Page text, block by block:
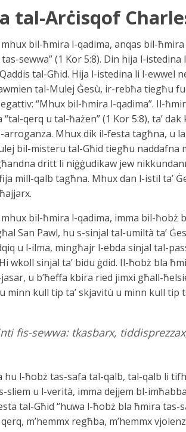
tal-Arċisqof
bil-ħmira l-qadima, anqas bil-
sewwa” (1 Kor 5:8). Din hija l-
tal-Għid. Hija l-istedina li l-
tal-Mulej Ġesù, ir-rebħa tiegħu
“Mhux bil-ħmira l-qadima”. Il-
“tal-qerq u tal-ħażen” (1 Kor 5:8), ta’
Mhux dik il-festa tagħna, u
bil-misteru tal-Għid tiegħu naddafna
dritt li niġġudikaw jew
mill-qalb tagħna. Mhux dan l-istil ta’
bil-ħmira l-qadima, imma bil-ħobż
San Pawl, hu s-sinjal tal-umiltà ta’
u l-ilma, mingħajr l-ebda sinjal tal-
wkoll sinjal ta’ bidu ġdid. Il-ħobż bla
u b’ħeffa kbira ried jimxi għall-
minn kull tip ta’ skjavitù u minn kull tip
fis-sewwa: tkasbarx,
hu l-ħobż tas-safa tal-qalb, tal-qalb li
sliem u l-verità, imma dejjem bl-
tal-Għid “huwa l-ħobż bla ħmira tas-
m’hemmx regħba, m’hemmx